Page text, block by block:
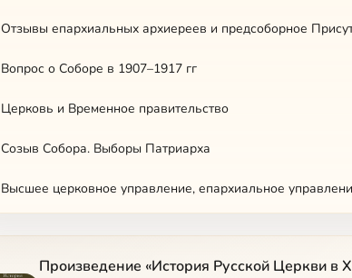
Отзывы епархиальных архиереев и предсоборное
Вопрос о Соборе в 1907–1917 гг
Церковь и Временное правительство
Созыв Собора. Выборы Патриарха
Высшее церковное управление, епархиальное
Декрет 1918 г. Церковь и власть в 1918 г.
Произведение «История Русской Церкви в